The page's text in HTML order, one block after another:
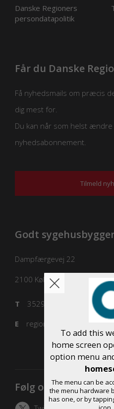
Danske Regioners
persondatapolitik
Får du Danske
Få nyhedsmails om præcis
dig mest for.
Du kan når som helst
nyhedsabonnement.
Tilmeld
Godt
Dampfærgevej 22
2100 København Ø
3529 8100
T
regioner@regioner.dk
E
Følg os
To add this
home screen
option menu
The menu can be
the menu hardware
has one, or by